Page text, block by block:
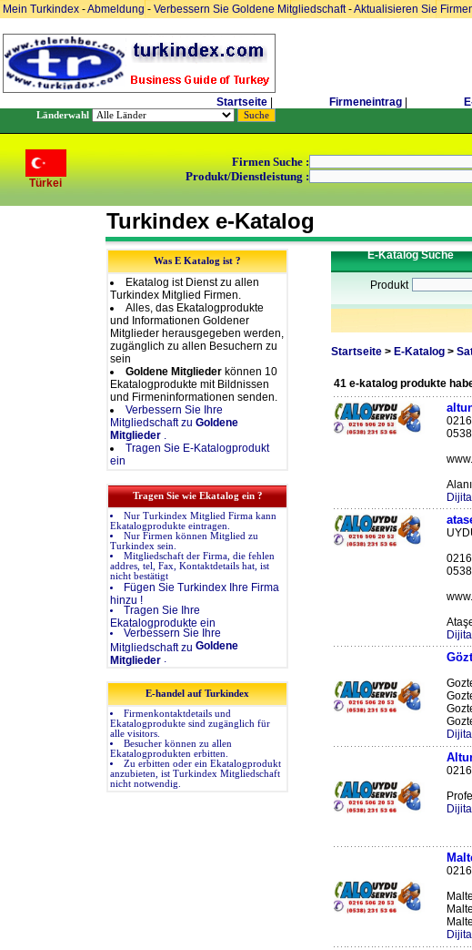
Mein Turkindex -Abmeldung- Verbessern Sie Goldene Mitgliedschaft-Aktualisieren Sie
Startseite Firmeneintrag
Länderwahl
Türkei
Firmen Suche :
Produkt/Dienstleistung :
Turkindex e-Katalog
Was E Katalog ist ?
Ekatalog ist Dienst zu allen
Turkindex Mitglied Firmen.
Alles, das Ekatalogprodukte
und Informationen Goldener
Mitglieder herausgegeben werden,
zugänglich zu allen Besuchern zu
sein
Goldene Mitglieder können 10
Ekatalogprodukte mit Bildnissen
und Firmeninformationen senden.
Verbessern Sie Ihre
Mitgliedschaft zu Goldene
Mitglieder .
Tragen Sie E-Katalogprodukt
ein
Tragen Sie wie Ekatalog ein ?
Nur Turkindex Mitglied Firma kann
Ekatalogprodukte eintragen.
Nur Firmen können Mitglied zu
Turkindex sein.
Mitgliedschaft der Firma, die fehlen
addres, tel, Fax, Kontaktdetails hat, ist
nicht bestätigt
Fügen Sie Turkindex Ihre Firma
hinzu !
Tragen Sie Ihre
Ekatalogprodukte ein
Verbessern Sie Ihre
Mitgliedschaft zu Goldene
Mitglieder .
E-handel auf Turkindex
Firmenkontaktdetails und
Ekatalogprodukte sind zugänglich für
alle visitors.
Besucher können zu allen
Ekatalogprodukten erbitten.
Zu erbitten oder ein Ekatalogprodukt
anzubieten, ist Turkindex Mitgliedschaft
nicht notwendig.
E-Katalog Suche
Produkt
Startseite > E-Katalog>
41 e-katalog produkte